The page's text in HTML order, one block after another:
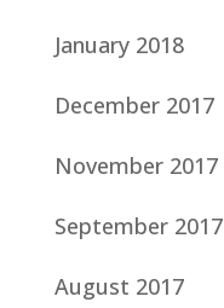
January 2018
December 2017
November 2017
September 2017
August 2017